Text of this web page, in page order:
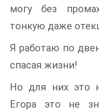
могу без
тонкую даже
Я работаю по
спасая жизни!
Но для них это
Егора это не